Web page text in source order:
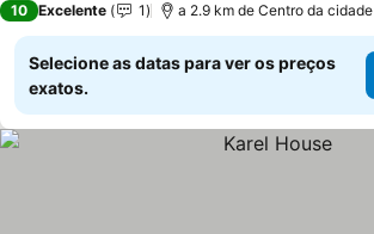
10 Excelente 1 a 2.9 km de Centro da cidade
Selecione as datas para ver os preços
exatos.